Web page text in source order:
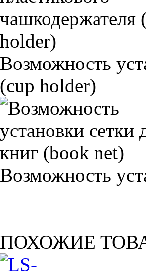
Возможность
(cup holder)
Возможность
ПОХОЖИЕ